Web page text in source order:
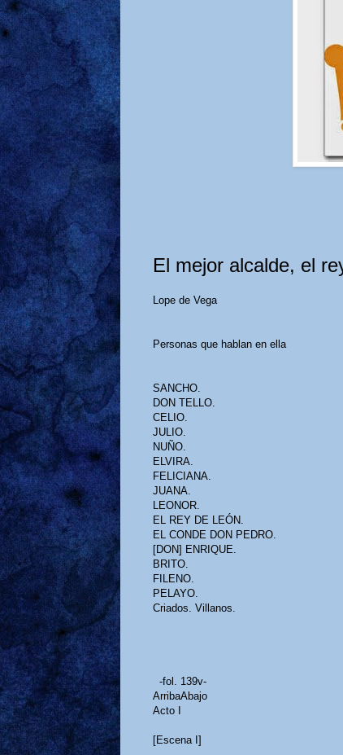
El mejor alcalde, el
Lope de Vega
Personas que hablan en ella
SANCHO.
DON TELLO.
CELIO.
JULIO.
NUÑO.
ELVIRA.
FELICIANA.
JUANA.
LEONOR.
EL REY DE LEÓN.
EL CONDE DON PEDRO.
[DON] ENRIQUE.
BRITO.
FILENO.
PELAYO.
Criados. Villanos.
-fol. 139v-
ArribaAbajo
Acto I
[Escena I]